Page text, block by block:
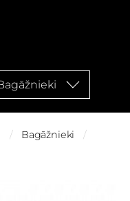
Bagāžnieki